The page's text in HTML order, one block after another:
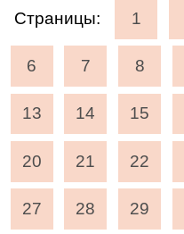
Страницы: 1
6 7 8
13 14 15
20 21 22
27 28 29